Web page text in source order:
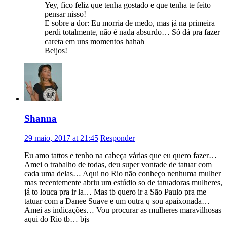
Yey, fico feliz que tenha gostado e que tenha te feito
pensar nisso!
E sobre a dor: Eu morria de medo, mas já na primeira
perdi totalmente, não é nada absurdo… Só dá pra fazer
careta em uns momentos hahah
Beijos!
Shanna
29 maio, 2017 at 21:45 Responder
Eu amo tattos e tenho na cabeça várias que eu quero fazer…
Amei o trabalho de todas, deu super vontade de tatuar com
cada uma delas… Aqui no Rio não conheço nenhuma mulher
mas recentemente abriu um estúdio so de tatuadoras mulheres,
já to louca pra ir la… Mas tb quero ir a São Paulo pra me
tatuar com a Danee Suave e um outra q sou apaixonada…
Amei as indicações… Vou procurar as mulheres maravilhosas
aqui do Rio tb… bjs